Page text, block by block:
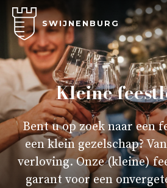
SWIJNENBURG
Kleine
Bent u op zoek naar een
een klein gezelschap?
verloving. Onze (kleine)
garant voor een